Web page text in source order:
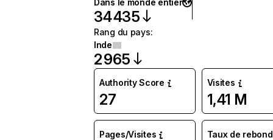
Dans le monde entier
34 435
Rang du pays:
Inde
2 965
Authority Score
27
Visites
1,41 M
Pages/Visites Taux de rebond